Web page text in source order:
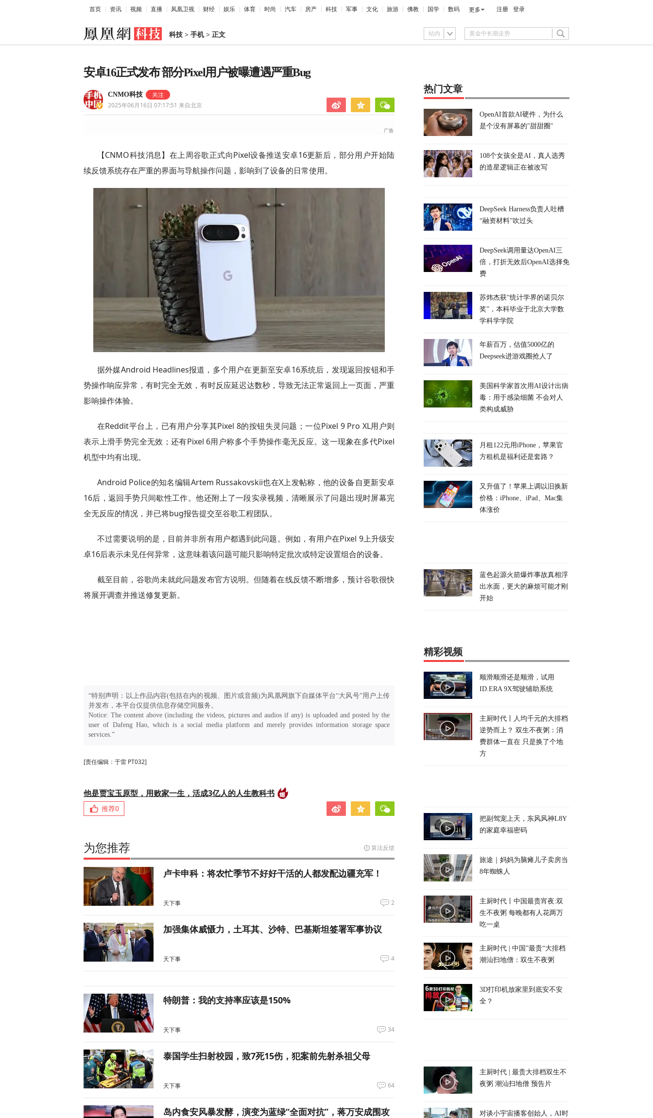
首页 资讯 视频 直播 凤凰卫视 财经 娱乐 体育 时尚 汽车 房产 科技 军事 文化 旅游 佛教 国学 数码 更多 注册 登录
科技 > 手机> 正文 站内
安卓16正式发布 部分Pixel用户被曝遭遇严重Bug
CNMO科技
2025年06月16日 07:17:51 来自北京
【CNMO科技消息】在上周谷歌正式向Pixel设备推送安卓16更新后，部分用户开始陆
续反馈系统存在严重的界面与导航操作问题，影响到了设备的日常使用。
据外媒Android Headlines报道，多个用户在更新至安卓16系统后，发现返回按钮和手
势操作响应异常，有时完全无效，有时反应延迟达数秒，导致无法正常返回上一页面，严重
影响操作体验。
在Reddit平台上，已有用户分享其Pixel 8的按钮失灵问题；一位Pixel 9 Pro XL用户则
表示上滑手势完全无效；还有Pixel 6用户称多个手势操作毫无反应。这一现象在多代Pixel
机型中均有出现。
Android Police的知名编辑Artem Russakovskii也在X上发帖称，他的设备自更新安卓
16后，返回手势只间歇性工作。他还附上了一段实录视频，清晰展示了问题出现时屏幕完
全无反应的情况，并已将bug报告提交至谷歌工程团队。
不过需要说明的是，目前并非所有用户都遇到此问题。例如，有用户在Pixel 9上升级安
卓16后表示未见任何异常，这意味着该问题可能只影响特定批次或特定设置组合的设备。
截至目前，谷歌尚未就此问题发布官方说明。但随着在线反馈不断增多，预计谷歌很快
将展开调查并推送修复更新。
“特别声明：以上作品内容(包括在内的视频、图片或音频)为凤凰网旗下自媒体平台“大风号”用户上传
并发布，本平台仅提供信息存储空间服务。
Notice: The content above (including the videos, pictures and audios if any) is uploaded and posted by the
user of Dafeng Hao, which is a social media platform and merely provides information storage space
services.”
[责任编辑：于雷 PT032]
他是贾宝玉原型，用败家一生，活成3亿人的人生教科书
推荐0
为您推荐 算法反馈
卢卡申科：将农忙季节不好好干活的人都发配边疆充军！
天下事 2
加强集体威慑力，土耳其、沙特、巴基斯坦签署军事协议
天下事 4
特朗普：我的支持率应该是150%
天下事 34
泰国学生扫射校园，致7死15伤，犯案前先射杀祖父母
天下事 64
岛内食安风暴发酵，演变为蓝绿“全面对抗”，蒋万安成围攻
热门文章
OpenAI首款AI硬件，为什么
是个没有屏幕的"甜甜圈"
108个女孩全是AI，真人选秀
的造星逻辑正在被改写
DeepSeek Harness负责人吐槽
“融资材料”吹过头
DeepSeek调用量达OpenAI三
倍，打折无效后OpenAI选择免
费
苏炜杰获“统计学界的诺贝尔
奖”，本科毕业于北京大学数
学科学学院
年薪百万，估值5000亿的
Deepseek进游戏圈抢人了
美国科学家首次用AI设计出病
毒：用于感染细菌 不会对人
类构成威胁
月租122元用iPhone，苹果官
方租机是福利还是套路？
又升值了！苹果上调以旧换新
价格：iPhone、iPad、Mac集
体涨价
蓝色起源火箭爆炸事故真相浮
出水面，更大的麻烦可能才刚
开始
精彩视频
顺滑顺滑还是顺滑，试用
ID.ERA 9X驾驶辅助系统
主厨时代丨人均千元的大排档
逆势而上？ 双生不夜粥：消
费群体一直在 只是换了个地
方
把副驾宠上天，东风风神L8Y
的家庭幸福密码
旅途｜妈妈为脑瘫儿子卖房当
8年蜘蛛人
主厨时代丨中国最贵宵夜:双
生不夜粥 每晚都有人花两万
吃一桌
主厨时代 | 中国”最贵“大排档
潮汕扫地僧：双生不夜粥
3D打印机放家里到底安不安
全？
主厨时代 | 最贵大排档双生不
夜粥 潮汕扫地僧 预告片
对谈小宇宙播客创始人，AI时